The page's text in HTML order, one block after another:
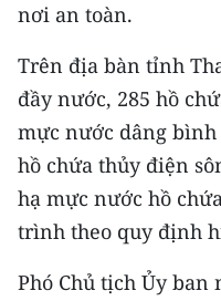
Media Văn hóa
Media Xã hội
Media Pháp luật
Media Du lịch
Media Thế giới
Media Thể thao
nơi an toàn.
Trên địa bàn tỉnh
đầy nước, 285 hồ
mực nước dâng
hồ chứa thủy điện
hạ mực nước hồ
trình theo quy định
Phó Chủ tịch Ủy